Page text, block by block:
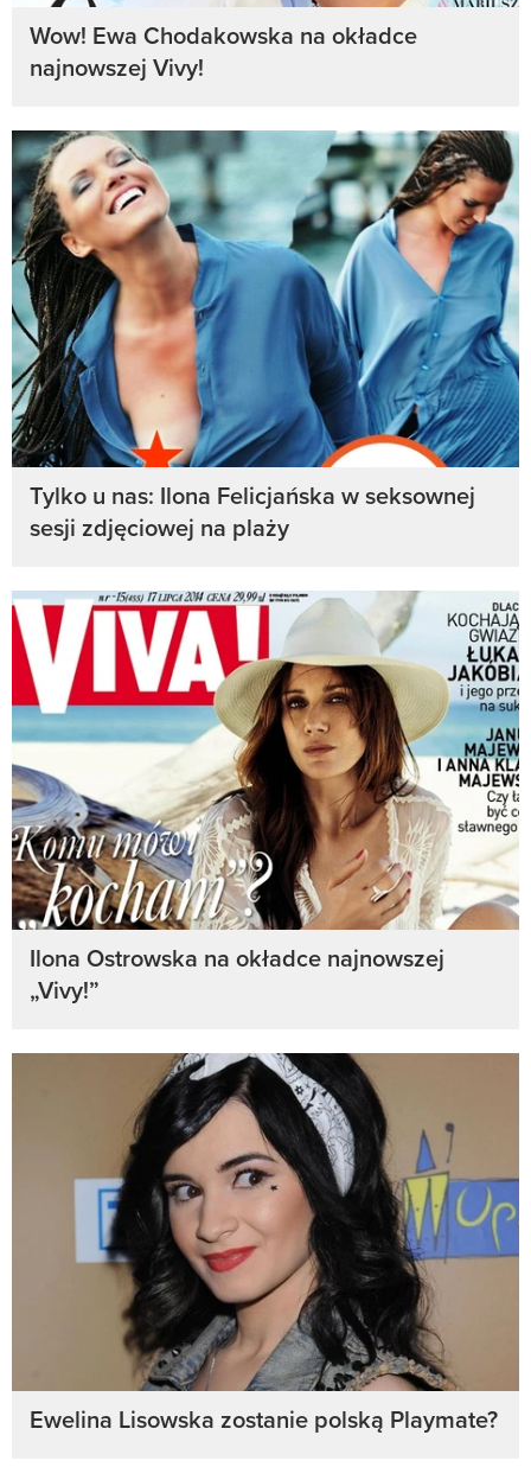
Wow! Ewa Chodakowska na okładce
najnowszej Vivy!
Tylko u nas: Ilona Felicjańska w seksownej
sesji zdjęciowej na plaży
Ilona Ostrowska na okładce najnowszej
„Vivy!”
Ewelina Lisowska zostanie polską Playmate?